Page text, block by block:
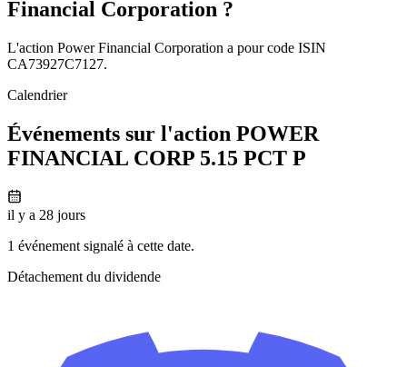
Financial Corporation ?
L'action Power Financial Corporation a pour code ISIN
CA73927C7127.
Calendrier
Événements sur l'action POWER
FINANCIAL CORP 5.15 PCT P
il y a 28 jours
1 événement signalé à cette date.
Détachement du dividende